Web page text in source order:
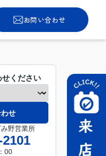
お問い合わせ
ください
せ
野営業所
00